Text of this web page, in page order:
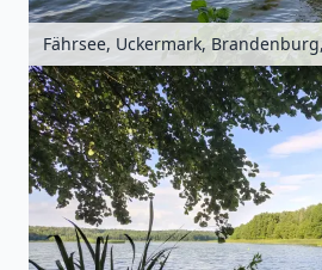
Fährsee, Uckermark,